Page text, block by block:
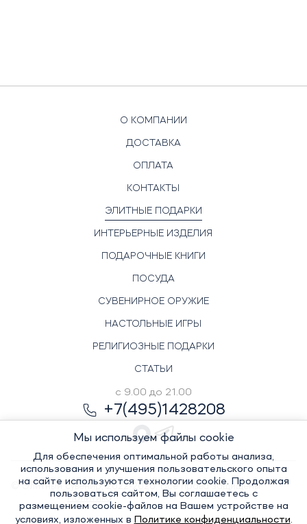
О КОМПАНИИ
ДОСТАВКА
ОПЛАТА
КОНТАКТЫ
ЭЛИТНЫЕ ПОДАРКИ
ИНТЕРЬЕРНЫЕ ИЗДЕЛИЯ
ПОДАРОЧНЫЕ КНИГИ
ПОСУДА
СУВЕНИРНОЕ ОРУЖИЕ
НАСТОЛЬНЫЕ ИГРЫ
РЕЛИГИОЗНЫЕ ПОДАРКИ
СТАТЬИ
с 9.00 до 21.00
+7(495)1428208
© Элитный сувенир, 2022-2026. Все права защищены
Политика
Мы используем файлы cookie
Для обеспечения оптимальной работы анализа,
использования и улучшения пользовательского опыта
на сайте используются технологии cookie. Продолжая
пользоваться сайтом, Вы соглашаетесь с
размещением cookie-файлов на Вашем устройстве на
условиях, изложенных в Политике конфиденциальности.